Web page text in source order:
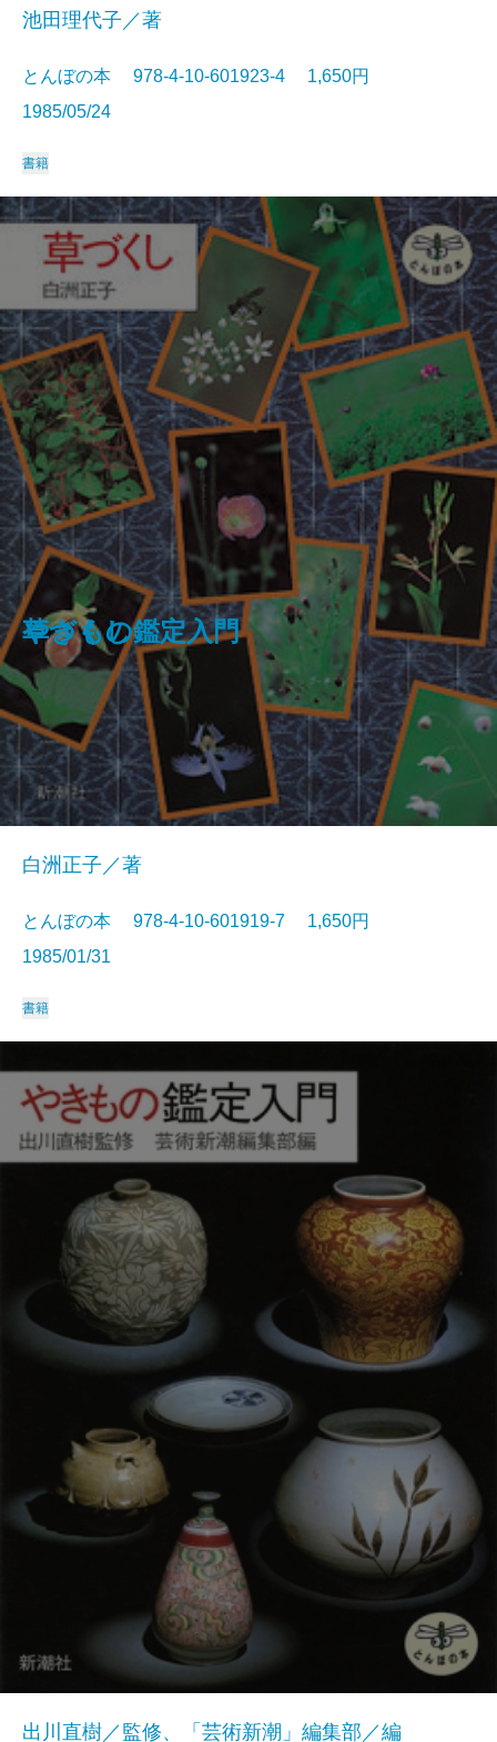
フランス革命の女たち
池田理代子／著
とんぼの本 978-4-10-601923-4 1,650円
1985/05/24
書籍
草づくし
白洲正子／著
とんぼの本 978-4-10-601919-7 1,650円
1985/01/31
書籍
やきもの鑑定入門
出川直樹／監修、「芸術新潮」編集部／編